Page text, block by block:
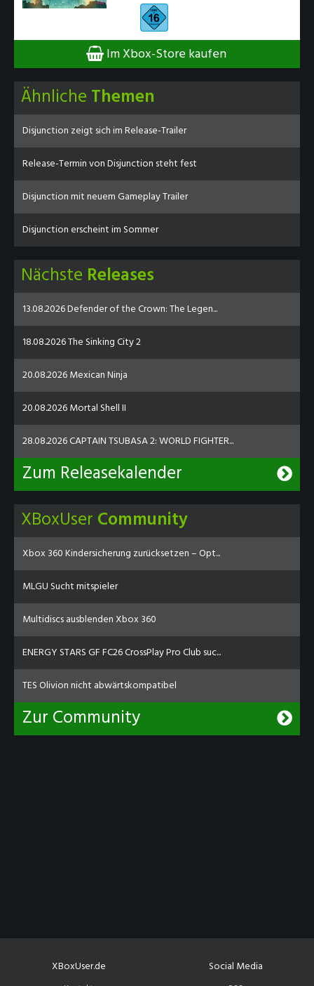
Im Xbox-Store kaufen
Ähnliche Themen
Disjunction zeigt sich im Release-Trailer
Release-Termin von Disjunction steht fest
Disjunction mit neuem Gameplay Trailer
Disjunction erscheint im Sommer
Nächste Releases
13.08.2026 Defender of the Crown: The Legen...
18.08.2026 The Sinking City 2
20.08.2026 Mexican Ninja
20.08.2026 Mortal Shell II
28.08.2026 CAPTAIN TSUBASA 2: WORLD FIGHTER...
Zum Releasekalender
XBoxUser Community
Xbox 360 Kindersicherung zurücksetzen – Opt...
MLGU Sucht mitspieler
Multidiscs ausblenden Xbox 360
ENERGY STARS GF FC26 CrossPlay Pro Club suc...
TES Olivion nicht abwärtskompatibel
Zur Community
XBoxUser.de Social Media